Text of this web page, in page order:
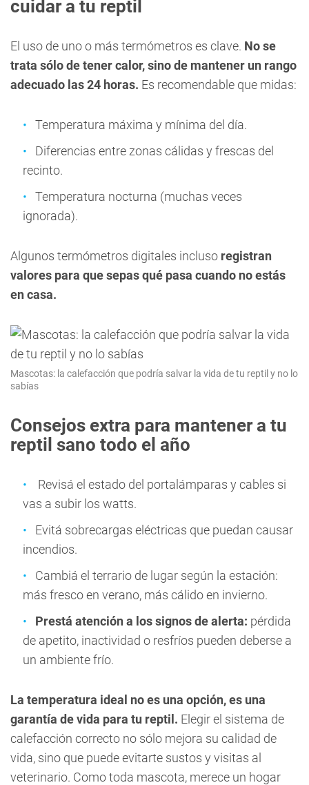
cuidar a tu reptil
El uso de uno o más termómetros es clave. No se
trata sólo de tener calor, sino de mantener un rango
adecuado las 24 horas. Es recomendable que midas:
Temperatura máxima y mínima del día.
Diferencias entre zonas cálidas y frescas del
recinto.
Temperatura nocturna (muchas veces
ignorada).
Algunos termómetros digitales incluso registran
valores para que sepas qué pasa cuando no estás
en casa.
Mascotas: la calefacción que podría salvar la vida de tu reptil y no lo
sabías
Consejos extra para mantener a tu
reptil sano todo el año
Revisá el estado del portalámparas y cables si
vas a subir los watts.
Evitá sobrecargas eléctricas que puedan causar
incendios.
Cambiá el terrario de lugar según la estación:
más fresco en verano, más cálido en invierno.
Prestá atención a los signos de alerta: pérdida
de apetito, inactividad o resfríos pueden deberse a
un ambiente frío.
La temperatura ideal no es una opción, es una
garantía de vida para tu reptil. Elegir el sistema de
calefacción correcto no sólo mejora su calidad de
vida, sino que puede evitarte sustos y visitas al
veterinario. Como toda mascota, merece un hogar